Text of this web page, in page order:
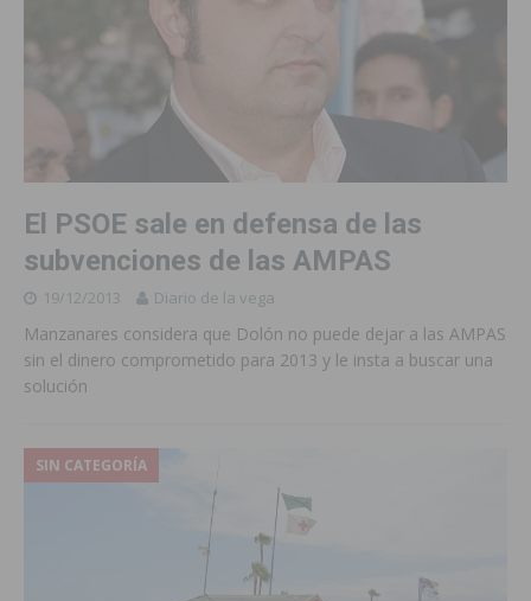
El PSOE sale en defensa de las
subvenciones de las AMPAS
19/12/2013 Diario de la vega
Manzanares considera que Dolón no puede dejar a las AMPAS
sin el dinero comprometido para 2013 y le insta a buscar una
solución
SIN CATEGORÍA